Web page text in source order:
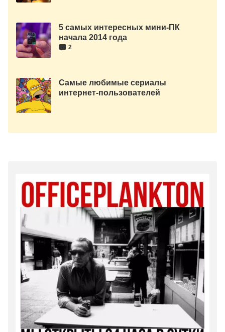
5 самых интересных мини-ПК
начала 2014 года
2
Самые любимые сериалы
интернет-пользователей